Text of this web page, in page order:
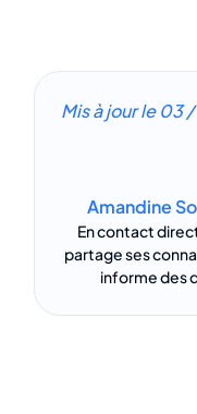
Mis à jour le03
Amandine
En contact
partage ses
informe des